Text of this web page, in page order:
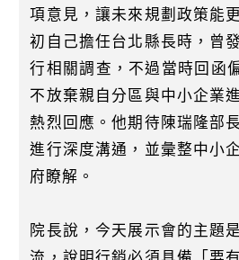
項意見，讓未來規劃政策能
初自己擔任台北縣長時，曾
行相關調查，不過當時回函
不放棄親自分區與中小企業
熱烈回應。他期待陳瑞隆部
進行深度溝通，並彙整中小
府瞭解。
院長說，今天展示會的主題